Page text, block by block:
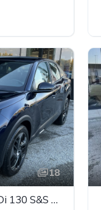
18
CITROEN C4 BlueHDi 130 S&S EAT8 PLUS